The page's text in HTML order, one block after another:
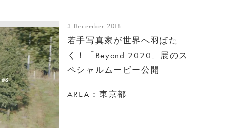
3 December 2018
若手写真家が世界へ羽ばた
く！「Beyond 2020」展のス
ペシャルムービー公開
AREA：東京都